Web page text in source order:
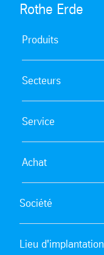
Rothe Erde
Produits
Secteurs
Service
Achat
Société
Lieu d'implantation